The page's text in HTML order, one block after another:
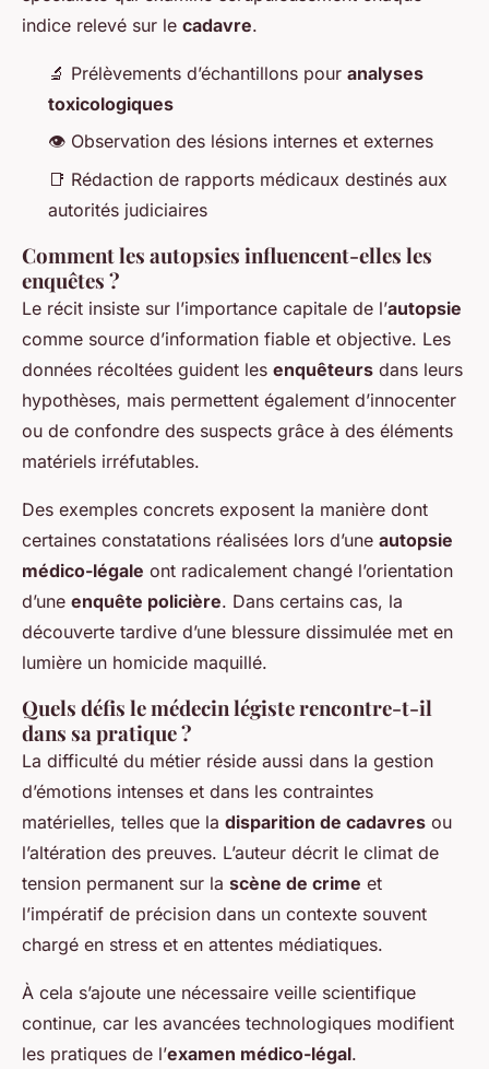
indice relevé sur le cadavre.
🔬 Prélèvements d’échantillons pour analyses
toxicologiques
👁️ Observation des lésions internes et externes
📑 Rédaction de rapports médicaux destinés aux
autorités judiciaires
Comment les autopsies influencent-elles les
enquêtes ?
Le récit insiste sur l’importance capitale de l’autopsie
comme source d’information fiable et objective. Les
données récoltées guident les enquêteurs dans leurs
hypothèses, mais permettent également d’innocenter
ou de confondre des suspects grâce à des éléments
matériels irréfutables.
Des exemples concrets exposent la manière dont
certaines constatations réalisées lors d’une autopsie
médico-légale ont radicalement changé l’orientation
d’une enquête policière. Dans certains cas, la
découverte tardive d’une blessure dissimulée met en
lumière un homicide maquillé.
Quels défis le médecin légiste rencontre-t-il
dans sa pratique ?
La difficulté du métier réside aussi dans la gestion
d’émotions intenses et dans les contraintes
matérielles, telles que la disparition de cadavres ou
l’altération des preuves. L’auteur décrit le climat de
tension permanent sur la scène de crime et
l’impératif de précision dans un contexte souvent
chargé en stress et en attentes médiatiques.
À cela s’ajoute une nécessaire veille scientifique
continue, car les avancées technologiques modifient
les pratiques de l’examen médico-légal.